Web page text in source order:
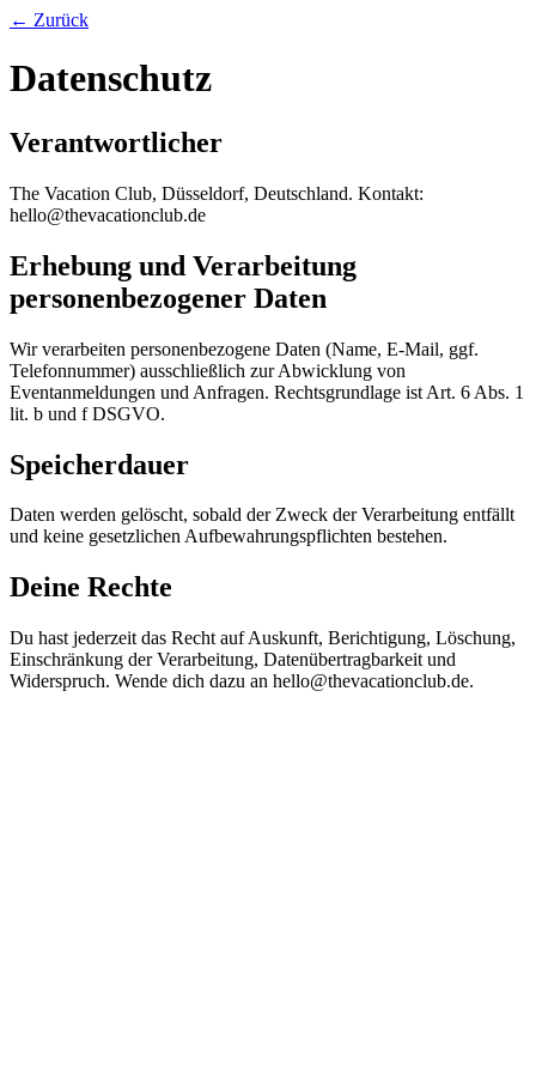
← Zurück
Datenschutz
Verantwortlicher
The Vacation Club, Düsseldorf, Deutschland. Kontakt:
hello@thevacationclub.de
Erhebung und Verarbeitung
personenbezogener Daten
Wir verarbeiten personenbezogene Daten (Name, E-Mail, ggf.
Telefonnummer) ausschließlich zur Abwicklung von
Eventanmeldungen und Anfragen. Rechtsgrundlage ist Art. 6 Abs. 1
lit. b und f DSGVO.
Speicherdauer
Daten werden gelöscht, sobald der Zweck der Verarbeitung entfällt
und keine gesetzlichen Aufbewahrungspflichten bestehen.
Deine Rechte
Du hast jederzeit das Recht auf Auskunft, Berichtigung, Löschung,
Einschränkung der Verarbeitung, Datenübertragbarkeit und
Widerspruch. Wende dich dazu an hello@thevacationclub.de.